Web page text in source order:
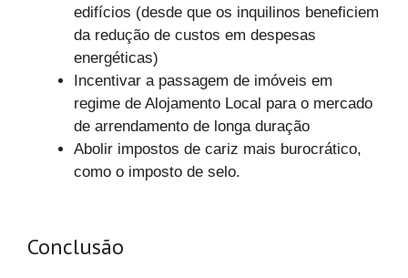
edifícios (desde que os inquilinos beneficiem
da redução de custos em despesas
energéticas)
Incentivar a passagem de imóveis em
regime de Alojamento Local para o mercado
de arrendamento de longa duração
Abolir impostos de cariz mais burocrático,
como o imposto de selo.
Conclusão